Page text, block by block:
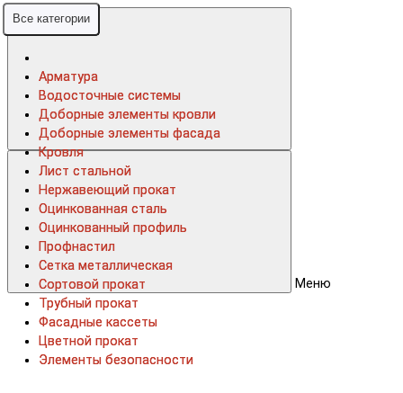
Меню
Все категории
Арматура
Водосточные системы
Доборные элементы кровли
Доборные элементы фасада
Кровля
Лист стальной
Нержавеющий прокат
Оцинкованная сталь
Оцинкованный профиль
Профнастил
Сетка металлическая
Сортовой прокат
Трубный прокат
Фасадные кассеты
Цветной прокат
Элементы безопасности
Все категории
Арматура
Водосточные системы
Доборные элементы кровли
Доборные элементы фасада
Кровля
Лист стальной
Нержавеющий прокат
Оцинкованная сталь
Оцинкованный профиль
Профнастил
Сетка металлическая
Сортовой прокат
Трубный прокат
Фасадные кассеты
Цветной прокат
Элементы безопасности